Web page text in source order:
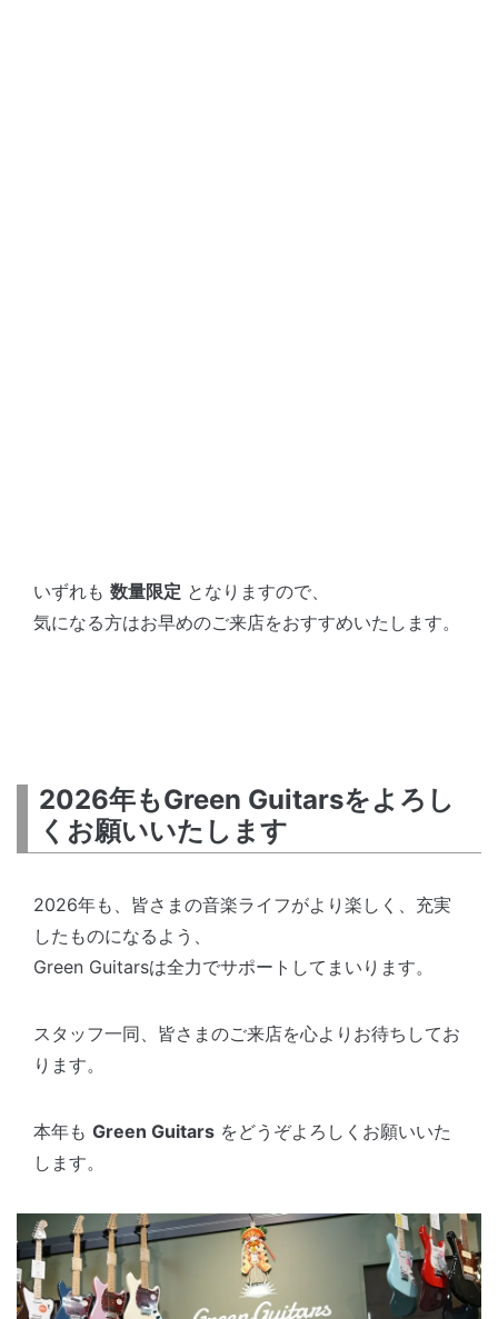
いずれも 数量限定 となりますので、
気になる方はお早めのご来店をおすすめいたします。
2026年もGreen Guitarsをよろし
くお願いいたします
2026年も、皆さまの音楽ライフがより楽しく、充実
したものになるよう、
Green Guitarsは全力でサポートしてまいります。
スタッフ一同、皆さまのご来店を心よりお待ちしてお
ります。
本年も Green Guitars をどうぞよろしくお願いいた
します。